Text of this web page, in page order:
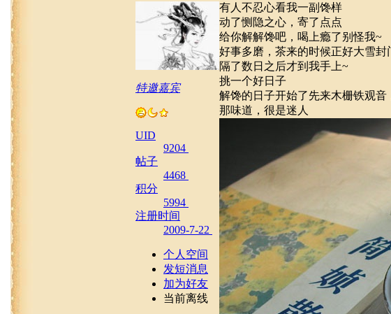
特邀嘉宾
UID
9204
帖子
4468
积分
5994
注册时间
2009-7-22
个人空间
发短消息
加为好友
当前离线
有人不忍心看我一副馋样
动了恻隐之心，寄了点点
给你解解馋吧，喝上瘾了别怪我~
好事多磨，茶来的时候正好大雪封
隔了数日之后才到我手上~
挑一个好日子
解馋的日子开始了先来木栅铁观音
那味道，很是迷人